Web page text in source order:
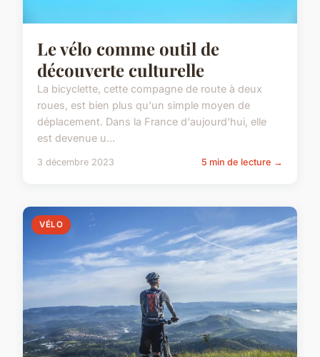
Le vélo comme outil de
découverte culturelle
La bicyclette, cette compagne de route à deux
roues, est bien plus qu'un simple moyen de
déplacement. Dans la France d'aujourd'hui, elle
est devenue u...
3 décembre 2023 5 min de lecture →
VÉLO